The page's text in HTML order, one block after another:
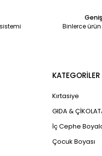
Binlerce
KATEGORİLER
Kırtasiye
GIDA &
İç Cephe
Çocuk Boyası